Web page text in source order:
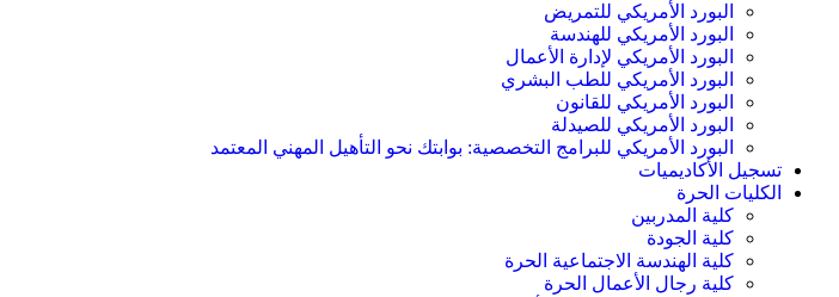
البورد الأمريكي للتمريض
البورد الأمريكي للهندسة
البورد الأمريكي لإدارة الأعمال
البورد الأمريكي للطب البشري
البورد الأمريكي للقانون
البورد الأمريكي للصيدلة
البورد الأمريكي للبرامج التخصصية: بوابتك نحو التأهيل المهني المعتمد
تسجيل الأكاديميات
الكليات الحرة
كلية المدربين
كلية الجودة
كلية الهندسة الاجتماعية الحرة
كلية رجال الأعمال الحرة